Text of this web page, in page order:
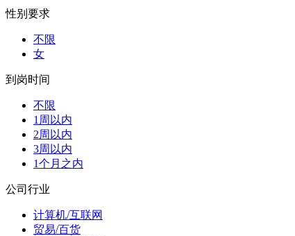
性别要求
不限
女
到岗时间
不限
1周以内
2周以内
3周以内
1个月之内
公司行业
计算机/互联网
贸易/百货